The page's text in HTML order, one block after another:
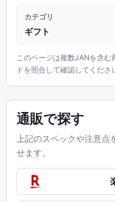
カテゴリ
ギフト
このページは複数JANを含む
ドを照合して確認してくださ
通販で探す
上記のスペックや注意
せます。